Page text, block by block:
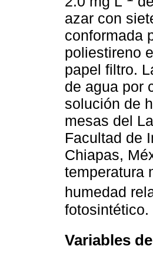
azar con
conformada
poliestireno
papel filtro.
de agua por
solución de
mesas del
Facultad de
Chiapas,
temperatura
humedad
fotosintético.
Variables